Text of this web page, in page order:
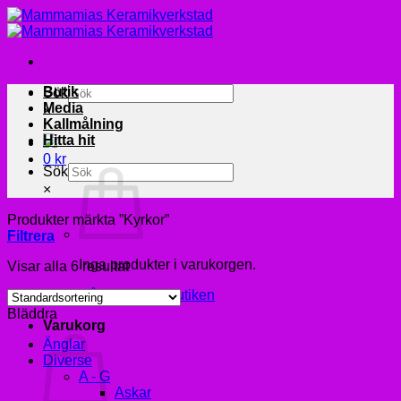
Skip
to
Sök
×
0 kr
Inga produkter i varukorgen.
Gå tillbaka till butiken
Varukorg
Butik
Media
Kallmålning
Hitta hit
Sök
×
Produkter märkta ”Kyrkor”
Filtrera
Visar alla 6 resultat
Bläddra
Änglar
Diverse
A - G
Askar